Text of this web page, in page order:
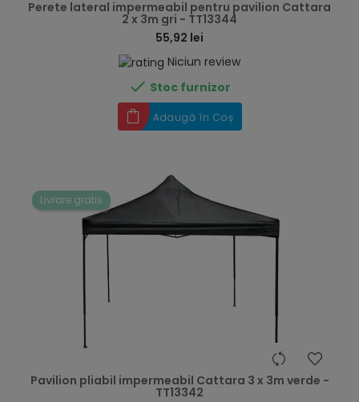
Perete lateral impermeabil pentru pavilion Cattara
2 x 3m gri - TT13344
55,92 lei
Niciun review
 Stoc furnizor
Adaugă în Coș
Livrare gratis
Pavilion pliabil impermeabil Cattara 3 x 3m verde -
TT13342